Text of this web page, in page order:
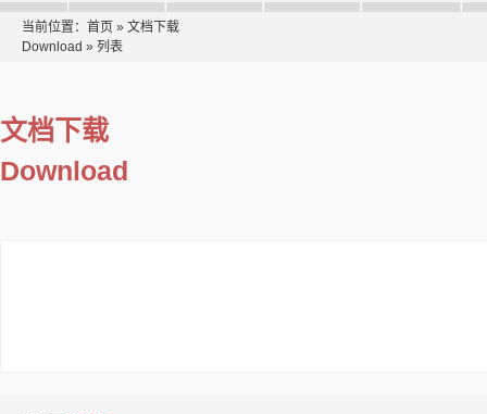
当前位置： 首页 » 文档下载
Download » 列表
文档下载
Download